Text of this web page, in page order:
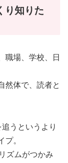
り知りた
職場、学校、日
然体で、読者と
うというより
プ。
ズムがつかみ